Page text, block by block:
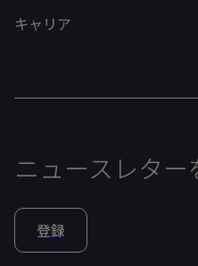
キャリア
ニュースレター
登録